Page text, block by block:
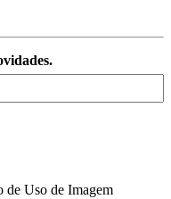
de Uso de Imagem